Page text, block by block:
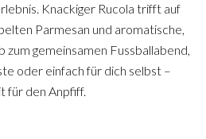
Knackiger Rucola trifft auf
Parmesan und aromatische,
gemeinsamen Fussballabend,
oder einfach für dich selbst –
für den Anpfiff.